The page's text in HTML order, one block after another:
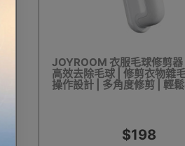
JOYROOM 衣服毛球修剪器
高效去除毛球 | 修剪衣物雜
操作設計 | 多角度修剪 | 輕
$198